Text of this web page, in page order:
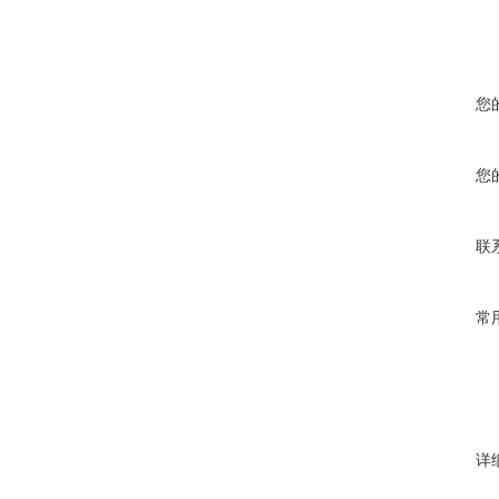
您
您
联
常
详